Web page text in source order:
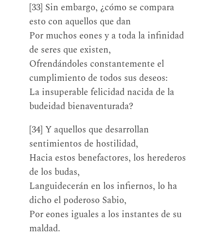
[33] Sin embargo, ¿cómo se compara
esto con aquellos que dan
Por muchos eones y a toda la infinidad
de seres que existen,
Ofrendándoles constantemente el
cumplimiento de todos sus deseos:
La insuperable felicidad nacida de la
budeidad bienaventurada?
[34] Y aquellos que desarrollan
sentimientos de hostilidad,
Hacia estos benefactores, los herederos
de los budas,
Languidecerán en los infiernos, lo ha
dicho el poderoso Sabio,
Por eones iguales a los instantes de su
maldad.